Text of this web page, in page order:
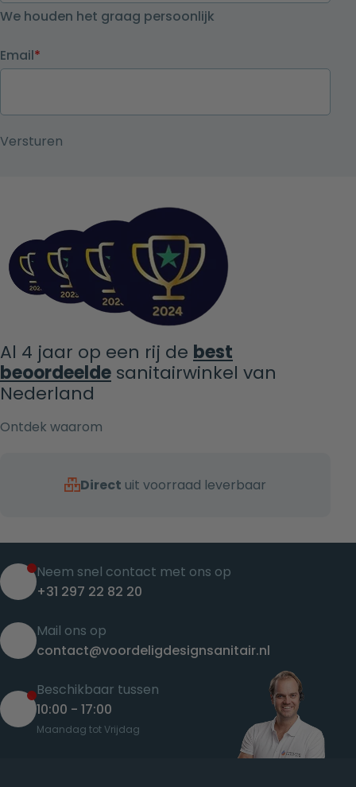
We houden het graag persoonlijk
Email*
Al 4 jaar op een rij de best
beoordeelde sanitairwinkel van
Nederland
Ontdek waarom
Direct uit voorraad leverbaar
Neem snel contact met ons op
+31 297 22 82 20
Mail ons op
contact@voordeligdesignsanitair.nl
Beschikbaar tussen
10:00 - 17:00
Maandag tot Vrijdag